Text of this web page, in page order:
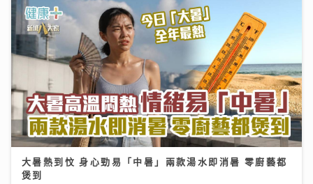
大暑熱到忟 身心勁易「中暑」兩款湯水即消暑 零廚藝都
煲到